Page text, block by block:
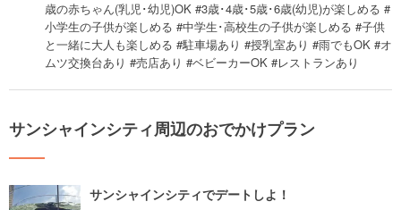
歳の赤ちゃん(乳児･幼児)OK #3歳･4歳･5歳･6歳(幼児)が楽しめる #
小学生の子供が楽しめる #中学生･高校生の子供が楽しめる #子供
と一緒に大人も楽しめる #駐車場あり #授乳室あり #雨でもOK #オ
ムツ交換台あり #売店あり #ベビーカーOK #レストランあり
サンシャインシティ周辺のおでかけプラン
サンシャインシティでデートしよ！